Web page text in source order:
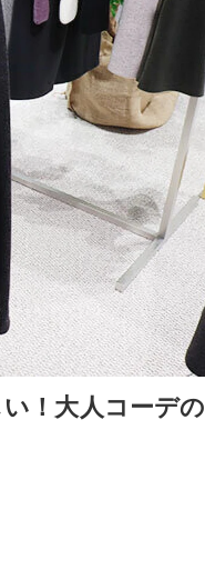
！大人コーデの